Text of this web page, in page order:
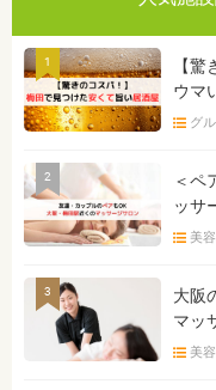
1
【
ウマ
グ
2
＜ペ
ッサ
美
3
大阪
マッ
美